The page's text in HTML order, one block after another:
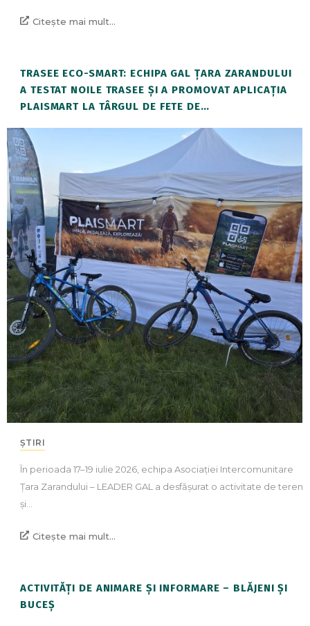
Citește mai mult...
TRASEE ECO-SMART: ECHIPA GAL ȚARA ZARANDULUI
A TESTAT NOILE TRASEE ȘI A PROMOVAT APLICAȚIA
PLAISMART LA TÂRGUL DE FETE DE…
ȘTIRI
În perioada 17–19 iulie 2026, echipa Asociației Intercomunitare
Țara Zarandului – LEADER GAL a desfășurat o activitate de teren
și…
Citește mai mult...
ACTIVITĂȚI DE ANIMARE ȘI INFORMARE – BLĂJENI ȘI
BUCEȘ